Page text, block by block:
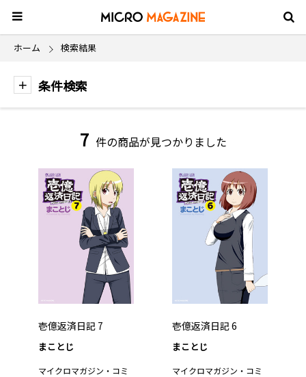
ホーム 検索結果
条件検索
7 件の商品が見つかりました
壱億返済日記 7
まことじ
マイクロマガジン・コミ
壱億返済日記 6
まことじ
マイクロマガジン・コミ